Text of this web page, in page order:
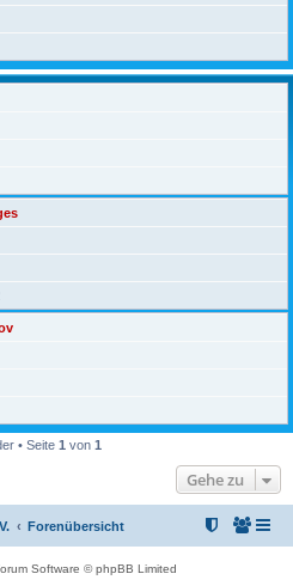
• Seite 1 von 1
Gehe zu
Forenübersicht
Software © phpBB Limited